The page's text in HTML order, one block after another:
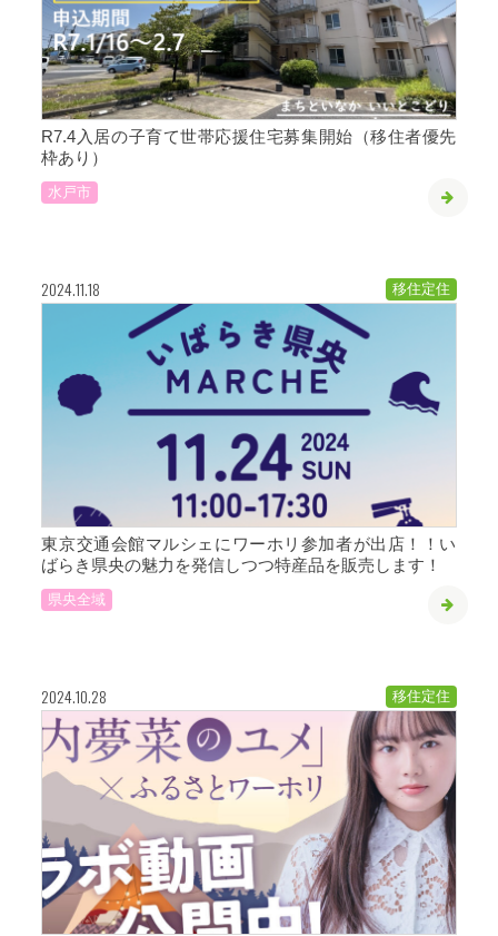
R7.4入居の子育て世帯応援住宅募集開始（移住者優先
枠あり）
水戸市
2024.11.18 移住定住
東京交通会館マルシェにワーホリ参加者が出店！！い
ばらき県央の魅力を発信しつつ特産品を販売します！
県央全域
2024.10.28 移住定住